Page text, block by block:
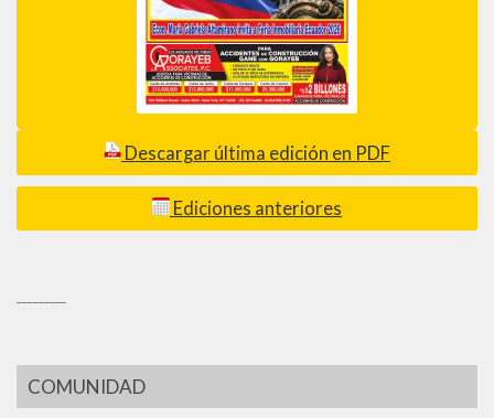
Descargar última edición en PDF
Ediciones anteriores
COMUNIDAD